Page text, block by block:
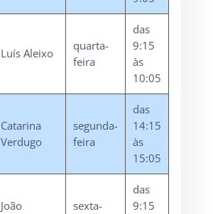
Luís Aleixo
quarta-
feira
das
9:15
às
10:05
Catarina
Verdugo
segunda-
feira
das
14:15
às
15:05
João sexta-
das
9:15